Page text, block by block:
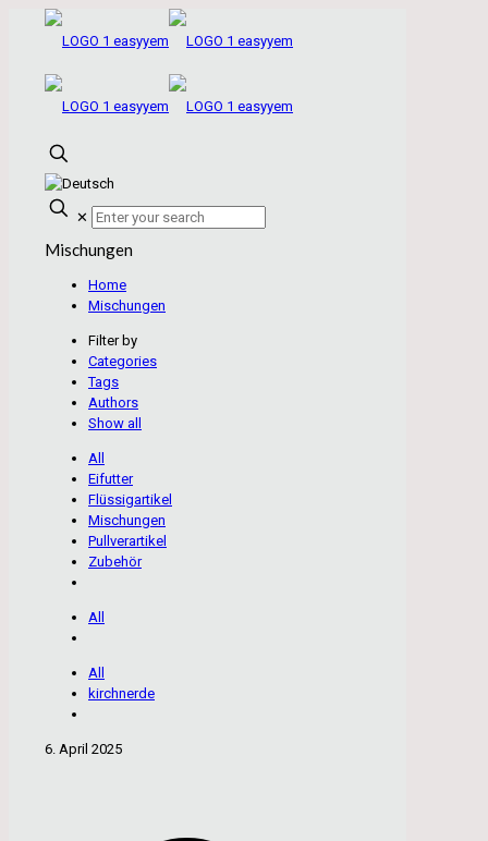
✕
Mischungen
Home
Mischungen
Filter by
Categories
Tags
Authors
Show all
All
Eifutter
Flüssigartikel
Mischungen
Pullverartikel
Zubehör
All
All
kirchnerde
6. April 2025